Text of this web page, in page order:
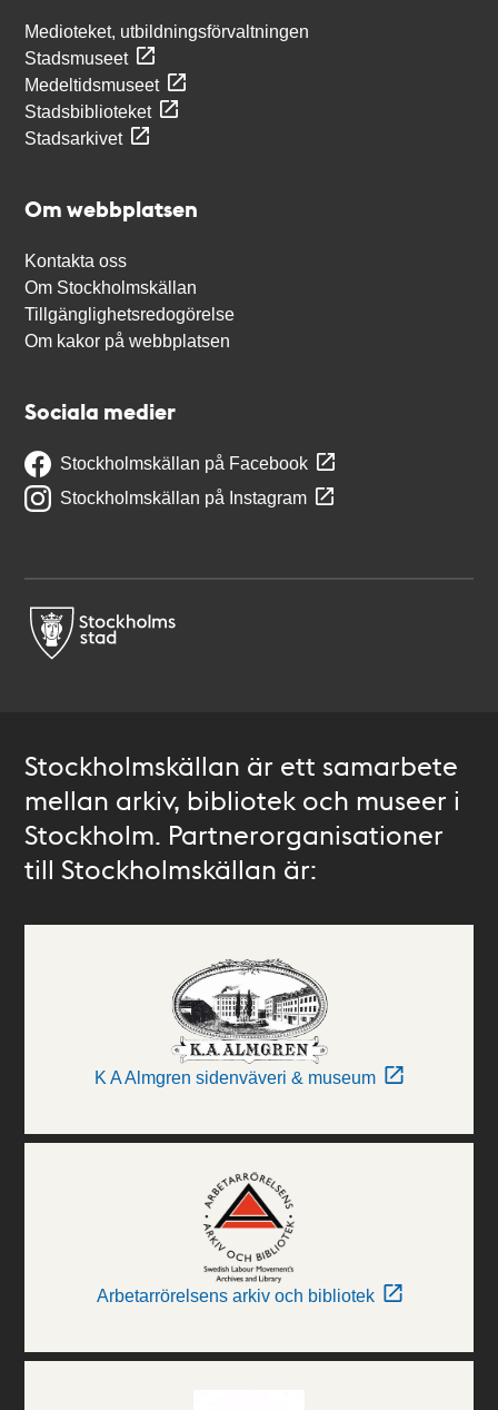
Medioteket, utbildningsförvaltningen
Stadsmuseet
Medeltidsmuseet
Stadsbiblioteket
Stadsarkivet
Om webbplatsen
Kontakta oss
Om Stockholmskällan
Tillgänglighetsredogörelse
Om kakor på webbplatsen
Sociala medier
Stockholmskällan på Facebook
Stockholmskällan på Instagram
Stockholmskällan är ett samarbete
mellan arkiv, bibliotek och museer i
Stockholm. Partnerorganisationer
till Stockholmskällan är:
K A Almgren sidenväveri & museum
Arbetarrörelsens arkiv och bibliotek